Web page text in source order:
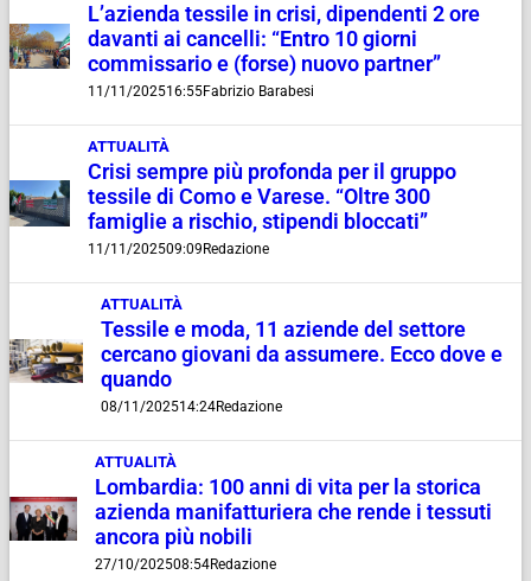
L’azienda tessile in crisi, dipendenti 2 ore
davanti ai cancelli: “Entro 10 giorni
commissario e (forse) nuovo partner”
11/11/202516:55Fabrizio Barabesi
ATTUALITÀ
Crisi sempre più profonda per il gruppo
tessile di Como e Varese. “Oltre 300
famiglie a rischio, stipendi bloccati”
11/11/202509:09Redazione
ATTUALITÀ
Tessile e moda, 11 aziende del settore
cercano giovani da assumere. Ecco dove e
quando
08/11/202514:24Redazione
ATTUALITÀ
Lombardia: 100 anni di vita per la storica
azienda manifatturiera che rende i tessuti
ancora più nobili
27/10/202508:54Redazione